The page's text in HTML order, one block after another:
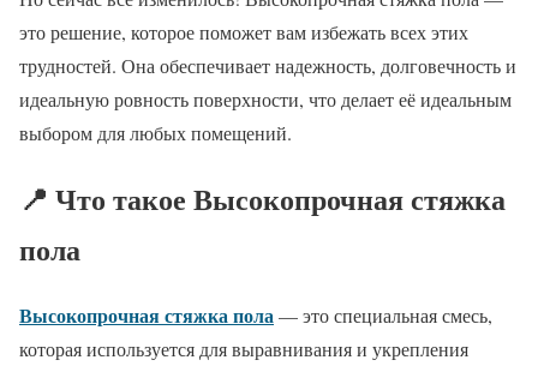
это решение, которое поможет вам избежать всех этих
трудностей. Она обеспечивает надежность, долговечность и
идеальную ровность поверхности, что делает её идеальным
выбором для любых помещений.
📍 Что такое Высокопрочная стяжка
пола
Высокопрочная стяжка пола— это специальная смесь,
которая используется для выравнивания и укрепления